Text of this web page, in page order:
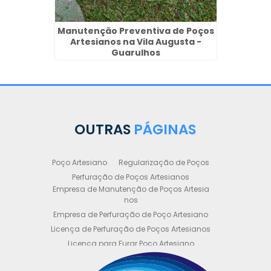
Manutenção Preventiva de Poços
Artesianos na Vila Augusta -
Guarulhos
OUTRAS PÁGINAS
Poço Artesiano
Regularização de Poços
Perfuração de Poços Artesianos
Empresa de Manutenção de Poços Artesia
nos
Empresa de Perfuração de Poço Artesiano
Licença de Perfuração de Poços Artesianos
Licença para Furar Poço Artesiano
Licença para Perfuração de Poço Artesiano